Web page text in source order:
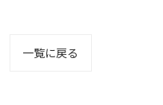
一覧に戻る